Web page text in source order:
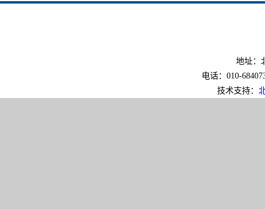
地址：
电话：010-
技术支持：